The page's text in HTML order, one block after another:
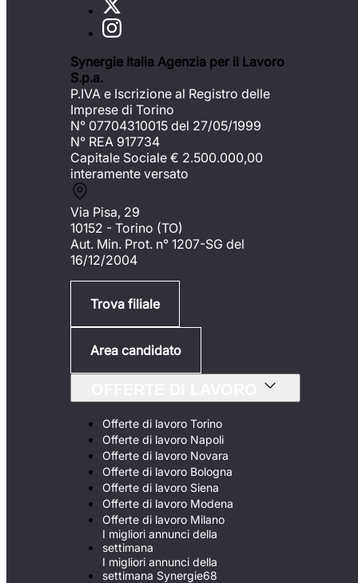
Synergie Italia Agenzia per il Lavoro
S.p.a.
P.IVA e Iscrizione al Registro delle
Imprese di Torino
N° 07704310015 del 27/05/1999
N° REA 917734
Capitale Sociale € 2.500.000,00
interamente versato
Via Pisa, 29
10152 - Torino (TO)
Aut. Min. Prot. n° 1207-SG del
16/12/2004
Trova filiale
Area candidato
Offerte di lavoro Torino
Offerte di lavoro Napoli
Offerte di lavoro Novara
Offerte di lavoro Bologna
Offerte di lavoro Siena
Offerte di lavoro Modena
Offerte di lavoro Milano
I migliori annunci della
settimana
I migliori annunci della
settimana Synergie68